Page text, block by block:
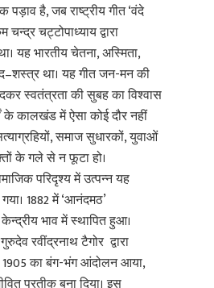
पड़ाव है, जब राष्ट्रीय गीत ‘वंदे
चट्टोपाध्याय द्वारा
यह भारतीय चेतना, अस्मिता,
था। यह गीत जन-मन की
स्वतंत्रता की सुबह का विश्वास
के कालखंड में ऐसा कोई दौर नहीं
समाज सुधारकों, युवाओं
के गले से न फूटा हो।
परिदृश्य में उत्पन्न यह
1882 में ‘आनंदमठ’
भाव में स्थापित हुआ।
रवींद्रनाथ टैगोर द्वारा
1905 का बंग-भंग आंदोलन आया,